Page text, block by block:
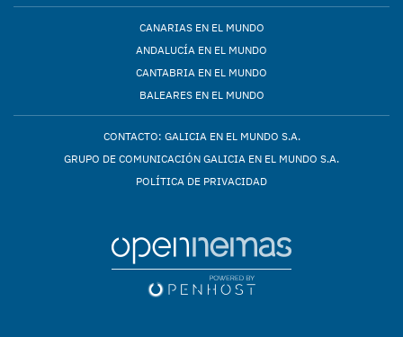
CANARIAS EN EL MUNDO
ANDALUCÍA EN EL MUNDO
CANTABRIA EN EL MUNDO
BALEARES EN EL MUNDO
CONTACTO: GALICIA EN EL MUNDO S.A.
GRUPO DE COMUNICACIÓN GALICIA EN EL MUNDO S.A.
POLÍTICA DE PRIVACIDAD